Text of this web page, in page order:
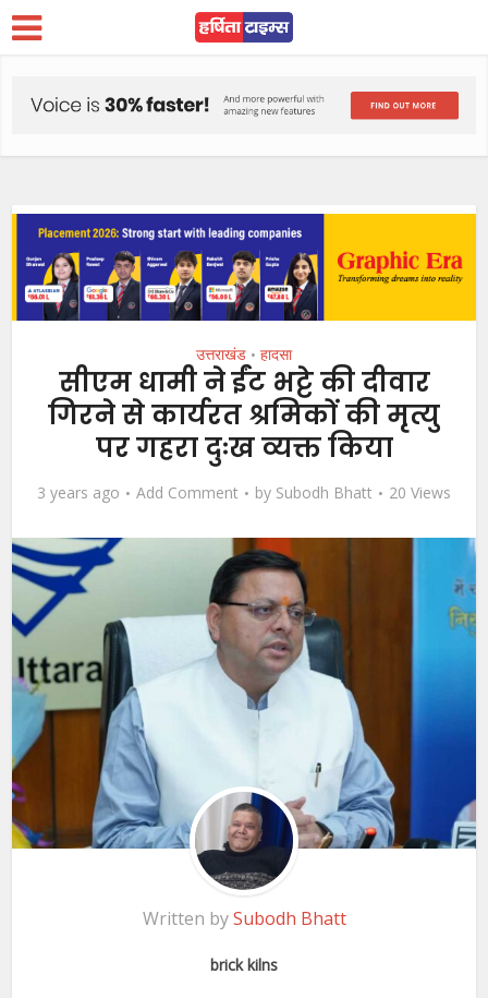
उत्तराखंड • हादसा
सीएम धामी ने ईंट भट्टे की दीवार
गिरने से कार्यरत श्रमिकों की मृत्यु
पर गहरा दुःख व्यक्त किया
3 years ago Add Comment by Subodh Bhatt 20 Views
Written bySubodh Bhatt
brick kilns